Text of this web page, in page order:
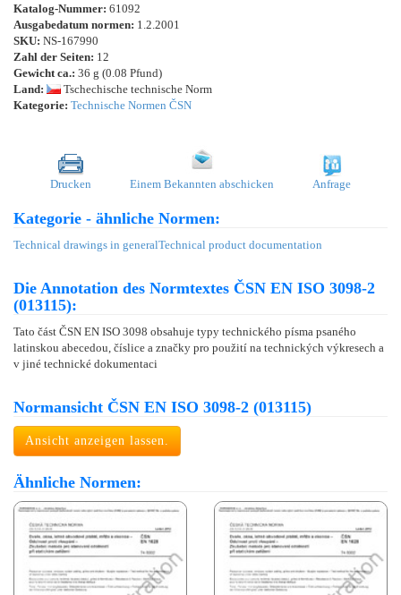
Katalog-Nummer: 61092
Ausgabedatum normen: 1.2.2001
SKU: NS-167990
Zahl der Seiten: 12
Gewicht ca.: 36 g (0.08 Pfund)
Land:
Tschechische technische Norm
Kategorie: Technische Normen ČSN
Drucken Einem Bekannten abschicken Anfrage
Kategorie - ähnliche Normen:
Technical drawings in generalTechnical product documentation
Die Annotation des Normtextes ČSN EN ISO 3098-2
(013115):
Tato část ČSN EN ISO 3098 obsahuje typy technického písma psaného
latinskou abecedou, číslice a značky pro použití na technických výkresech a
v jiné technické dokumentaci
Normansicht ČSN EN ISO 3098-2 (013115)
Ansicht anzeigen lassen.
Ähnliche Normen: